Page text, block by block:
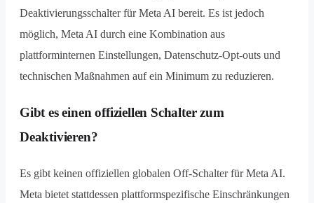
Deaktivierungsschalter für Meta AI bereit. Es ist jedoch
möglich, Meta AI durch eine Kombination aus
plattforminternen Einstellungen, Datenschutz-Opt-outs und
technischen Maßnahmen auf ein Minimum zu reduzieren.
Gibt es einen offiziellen Schalter zum
Deaktivieren?
Es gibt keinen offiziellen globalen Off-Schalter für Meta AI.
Meta bietet stattdessen plattformspezifische Einschränkungen